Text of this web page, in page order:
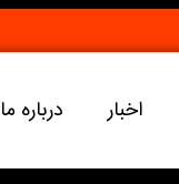
اخبار درباره ما